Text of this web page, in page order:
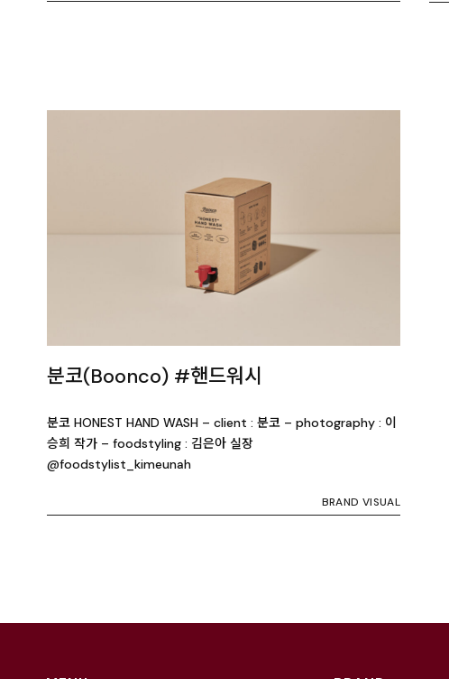
분코(Boonco) #핸드워시
분코 HONEST HAND WASH – client : 분코 – photography : 이
승희 작가 – foodstyling : 김은아 실장
@foodstylist_kimeunah
BRAND VISUAL